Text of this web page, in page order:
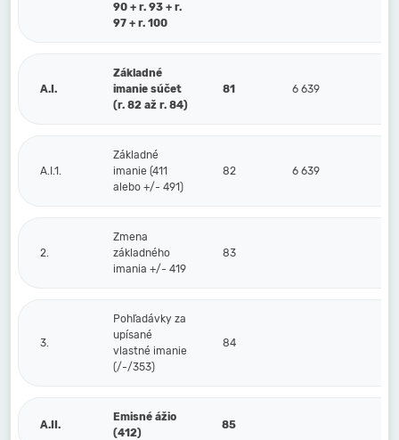
90 + r. 93 + r.
97 + r. 100
A.I.
Základné
imanie súčet
(r. 82 až r. 84)
81 6 639
A.I.1.
Základné
imanie (411
alebo +/- 491)
82 6 639
2.
Zmena
základného
imania +/- 419
83
3.
Pohľadávky za
upísané
vlastné imanie
(/-/353)
84
A.II.
Emisné ážio
(412)
85